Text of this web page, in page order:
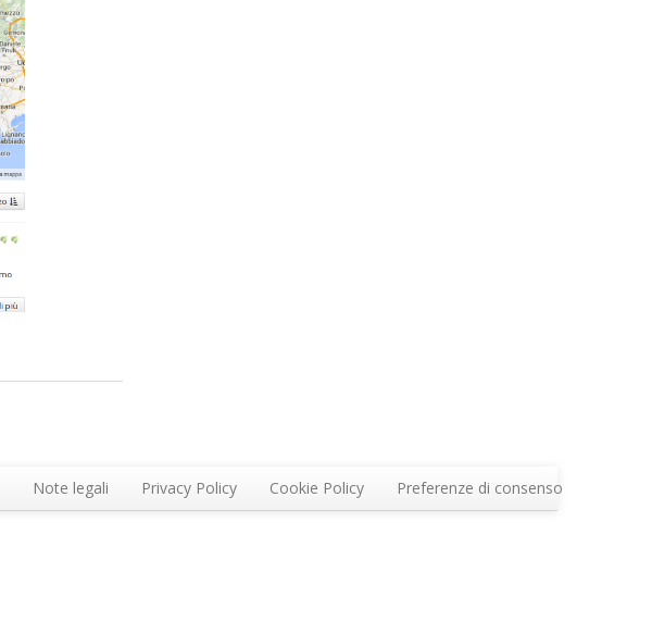
Note legali Privacy Policy Cookie Policy Preferenze di consenso